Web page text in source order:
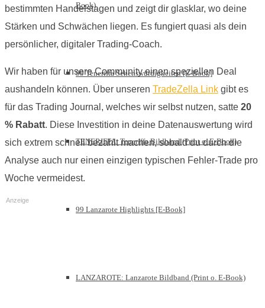
Book)
99 Teneriffa Sehenswürdigkeiten [E-Book]
TENERIFFA: Teneriffa Bildband (Print o. E-Book)
99 Lanzarote Highlights [E-Book]
LANZAROTE: Lanzarote Bildband (Print o. E-Book)
bestimmten Handelstagen und zeigt dir glasklar, wo deine
Stärken und Schwächen liegen. Es fungiert quasi als dein
persönlicher, digitaler Trading-Coach.
Wir haben für unsere Community einen speziellen Deal
aushandeln können. Über unseren TradeZella Link gibt es
für das Trading Journal, welches wir selbst nutzen, satte 20
% Rabatt. Diese Investition in deine Datenauswertung wird
sich extrem schnell bezahlt machen, sobald du durch die
Analyse auch nur einen einzigen typischen Fehler-Trade pro
Woche vermeidest.
Anzeige